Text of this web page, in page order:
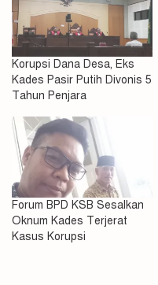
Korupsi Dana Desa, Eks
Kades Pasir Putih Divonis 5
Tahun Penjara
Forum BPD KSB Sesalkan
Oknum Kades Terjerat
Kasus Korupsi